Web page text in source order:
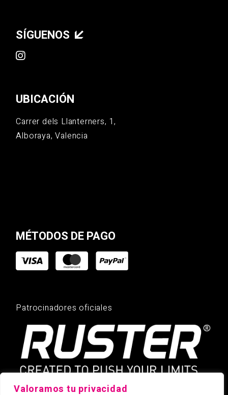
Valoramos tu privacidad
SÍGUENOS
UBICACIÓN
Carrer dels Llanterners, 1,
Alboraya, Valencia
MÉTODOS DE PAGO
Patrocinadores oficiales